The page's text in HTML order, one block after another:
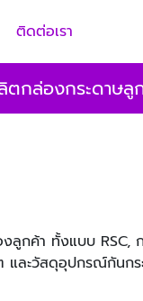
ติดต่อเรา
ตกล่องกระดาษ
ลูกค้า ทั้งแบบ RSC,
และวัสดุอุปกรณ์กันก